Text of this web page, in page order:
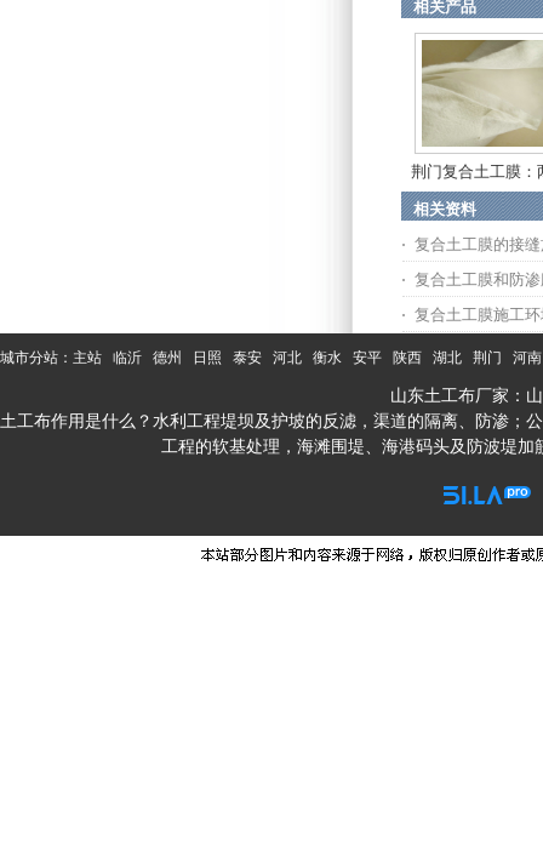
相关产品
荆门复合土工膜：
布...
相关资料
复合土工膜的接
复合土工膜和防
复合土工膜施工
城市分站： 主站 临沂 德州 日照 泰安 河北 衡水 安平 陕西 湖北 荆门 河南
山东土工布厂家：
土工布作用是什么？水利工程堤坝及护坡的反滤，渠道的隔离、防渗；
工程的软基处理，海滩围堤、海港码头及防波堤